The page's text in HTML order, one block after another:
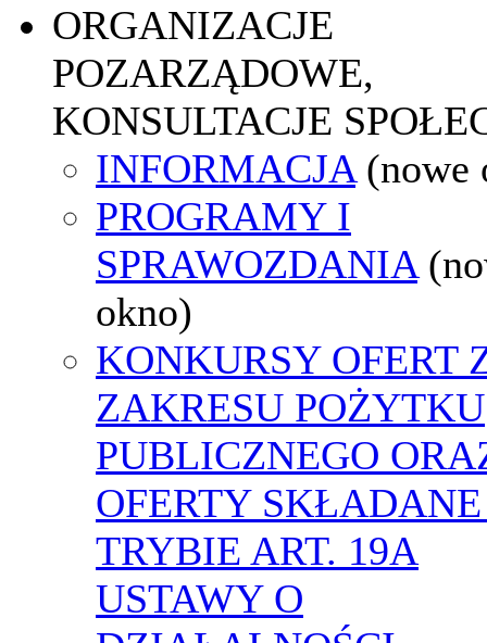
ORGANIZACJE
POZARZĄDOWE,
KONSULTACJE
INFORMACJA (nowe
PROGRAMY I
SPRAWOZDANIA
okno)
KONKURSY OFERT
ZAKRESU POŻYTKU
PUBLICZNEGO
OFERTY
TRYBIE ART. 19A
USTAWY O